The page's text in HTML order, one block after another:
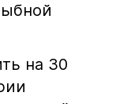
на 30